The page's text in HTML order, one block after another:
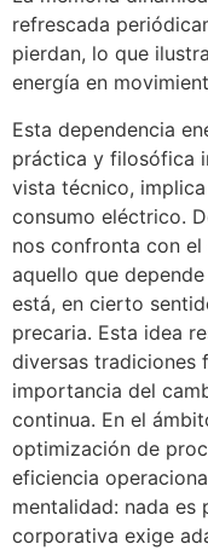
refrescada
pierdan, lo que
energía en
Esta dependencia
práctica y filosófica
vista técnico,
consumo eléctrico.
nos confronta con
aquello que
está, en cierto
precaria. Esta idea
diversas tradiciones
importancia del
continua. En el
optimización de
eficiencia
mentalidad: nada es
corporativa exige